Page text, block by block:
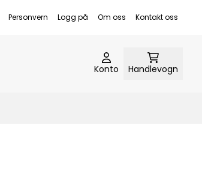
Personvern Logg på Om oss Kontakt oss
Konto Handlevogn